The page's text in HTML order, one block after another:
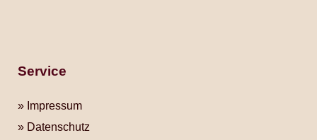
Service
Impressum
Datenschutz